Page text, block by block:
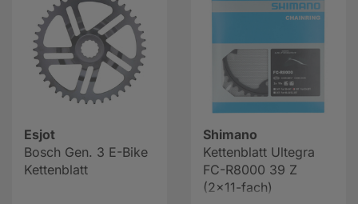
Esjot
Bosch Gen. 3 E-Bike
Kettenblatt
Shimano
Kettenblatt Ultegra
FC-R8000 39 Z
(2x11-fach)